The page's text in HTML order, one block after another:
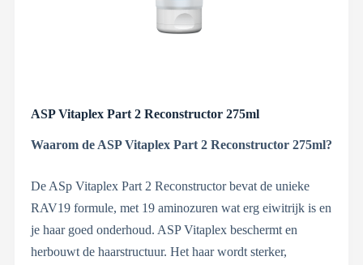
ASP Vitaplex Part 2 Reconstructor 275ml
Waarom de ASP Vitaplex Part 2 Reconstructor 275ml?
De ASp Vitaplex Part 2 Reconstructor bevat de unieke
RAV19 formule, met 19 aminozuren wat erg eiwitrijk is en
je haar goed onderhoud. ASP Vitaplex beschermt en
herbouwt de haarstructuur. Het haar wordt sterker,